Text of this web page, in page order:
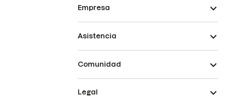
Empresa
Asistencia
Comunidad
Legal